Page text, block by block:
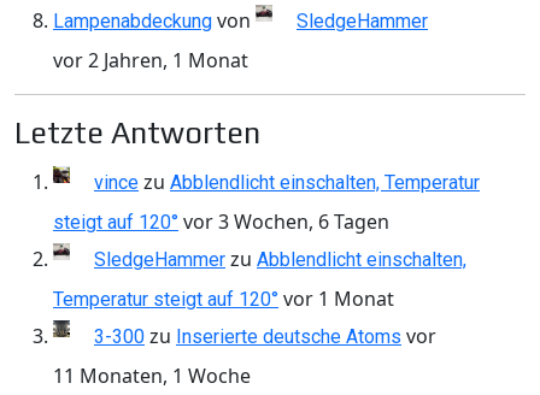
Lampenabdeckung von SledgeHammer
vor 2 Jahren, 1 Monat
Letzte Antworten
vince zu Abblendlicht einschalten, Temperatur
steigt auf 120° vor 3 Wochen, 6 Tagen
SledgeHammer zu Abblendlicht einschalten,
Temperatur steigt auf 120° vor 1 Monat
3-300 zu Inserierte deutsche Atoms vor
11 Monaten, 1 Woche